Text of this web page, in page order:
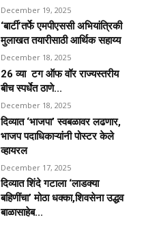
December 19, 2025
‘बार्टी’तर्फे एमपीएससी अभियांत्रिकी
मुलाखत तयारीसाठी आर्थिक सहाय्य
December 18, 2025
26 व्या टग ऑफ वॉर राज्यस्तरीय
बीच स्पर्धेत ठाणे...
December 18, 2025
दिव्यात ‘भाजपा’ स्वबळावर लढणार,
भाजप पदाधिकाऱ्यांनी पोस्टर केले
व्हायरल
December 17, 2025
दिव्यात शिंदे गटाला ‘लाडक्या
बहिणींचा’ मोठा धक्का,शिवसेना उद्धव
बाळासाहेब...